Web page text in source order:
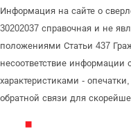
Информация на сайте о
30202037 справочная и не
положениями Статьи 437
несоответствие информации
характеристиками -
обратной связи для